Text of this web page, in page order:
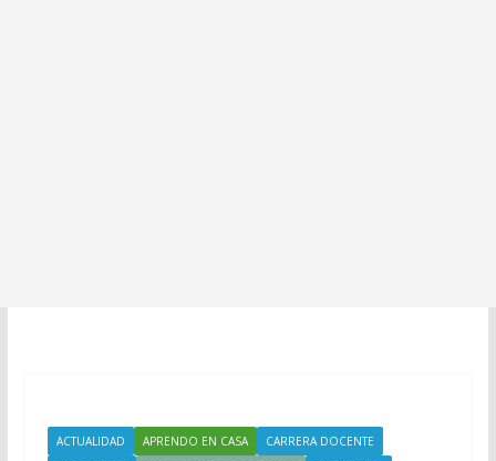
ACTUALIDAD APRENDO EN CASA
CARRERA DOCENTE